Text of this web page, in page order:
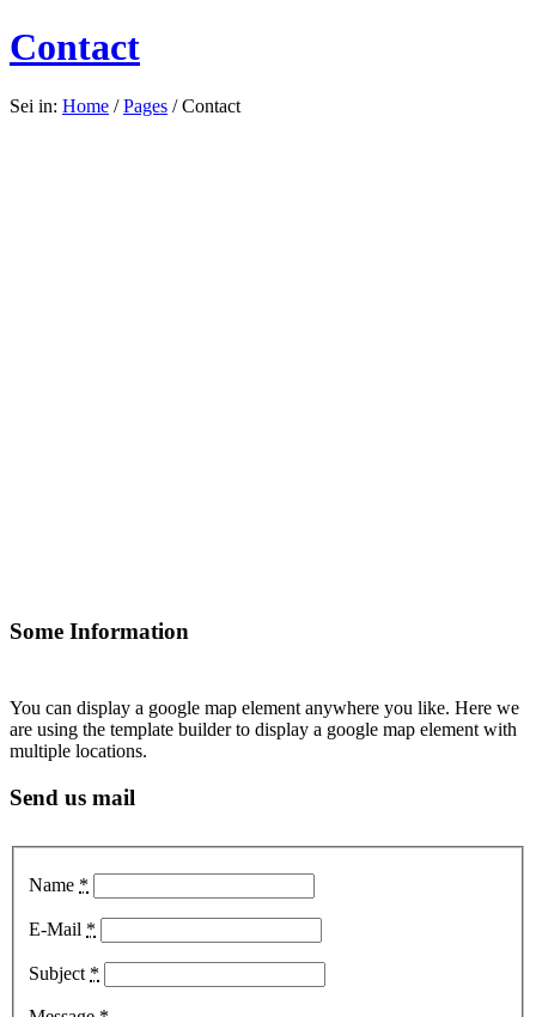
Contact
Sei in: Home / Pages / Contact
Some Information
You can display a google map element anywhere you like. Here we
are using the template builder to display a google map element with
multiple locations.
Send us mail
Name *
E-Mail *
Subject *